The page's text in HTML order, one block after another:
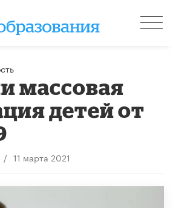
массовая
детей от
/ 11 марта 2021